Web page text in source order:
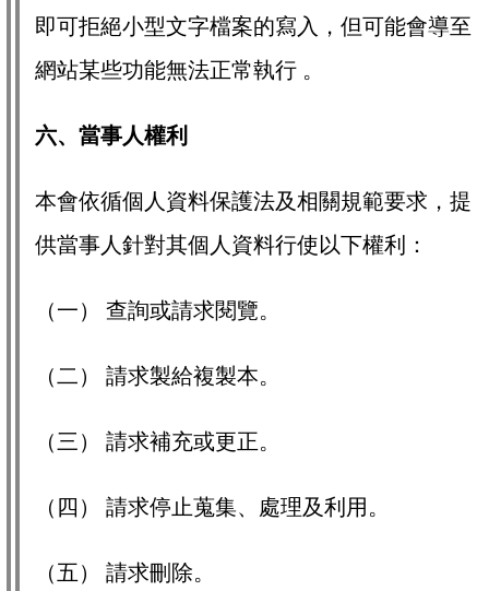
即可拒絕小型文字檔案的寫入，但可能會導至
網站某些功能無法正常執行 。
六、當事人權利
本會依循個人資料保護法及相關規範要求，提
供當事人針對其個人資料行使以下權利：
（一） 查詢或請求閱覽。
（二） 請求製給複製本。
（三） 請求補充或更正。
（四） 請求停止蒐集、處理及利用。
（五） 請求刪除。